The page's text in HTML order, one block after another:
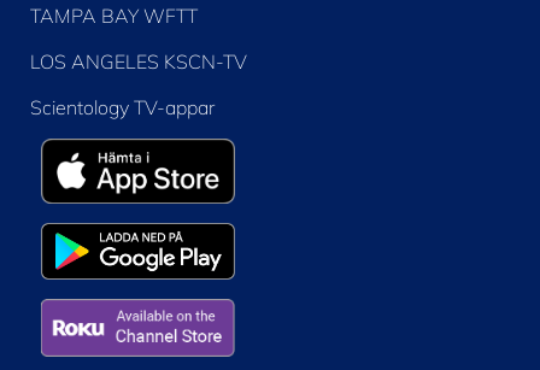
TAMPA BAY WFTT
LOS ANGELES KSCN-TV
Scientology TV-appar